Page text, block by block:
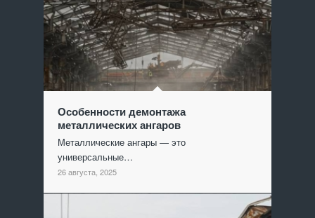
Особенности демонтажа
металлических ангаров
Металлические ангары — это
универсальные…
26 августа, 2025